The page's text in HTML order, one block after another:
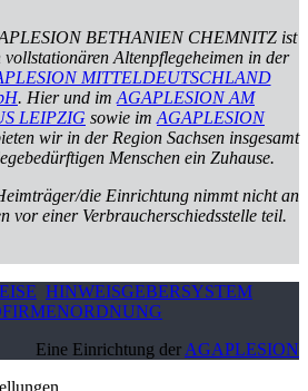
BETHANIEN CHEMNITZ ist
vollstationären Altenpflegeheimen in der
MITTELDEUTSCHLAND
. Hier und im AGAPLESION AM
LEIPZIG sowie im AGAPLESION
wir in der Region Sachsen insgesamt
Menschen ein Zuhause.
die Einrichtung nimmt nicht an
vor einer Verbraucherschiedsstelle teil.
HINWEISGEBERSYSTEM
Eine Einrichtung der AGAPLESION